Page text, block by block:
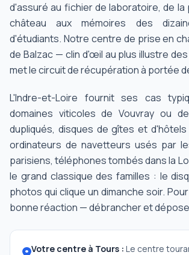
d'assuré au fichier de laboratoire, de
château aux mémoires des
d'étudiants. Notre centre de prise en
de Balzac — clin d'œil au plus illustre
met le circuit de récupération à portée
L'Indre-et-Loire fournit ses cas
domaines viticoles de Vouvray ou
dupliqués, disques de gîtes et d'hôtels
ordinateurs de navetteurs usés par
parisiens, téléphones tombés dans la
le grand classique des familles : le
photos qui clique un dimanche soir.
bonne réaction — débrancher et
Votre centre à Tours : Le centre